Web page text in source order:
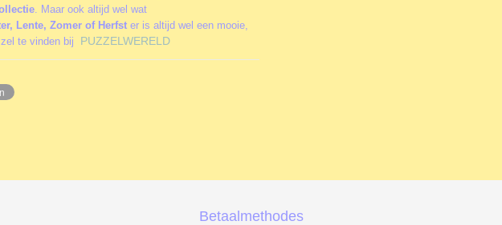
. Maar ook altijd wel wat
Lente, Zomer of Herfst er is altijd wel een mooie,
te vinden bij PUZZELWERELD
Betaalmethodes